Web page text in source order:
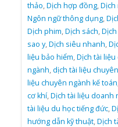
thảo,Dịch hợp đồng,Dịch
Ngôn ngữ thông dụng,
Dịch phim,Dịch sách,
sao y,Dịch siêu nhanh,
liệu bảo hiểm,Dịch tài
ngành,dịch tài liệu
liệu chuyên ngành kế toán
cơ khí,Dịch tài liệu doanh
tài liệu du học tiếng đức,
hướng dẫn kỹ thuật,Dịch